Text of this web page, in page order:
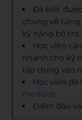
Đã biết
chung về từng
kỹ năng bổ trợ.
Học viên
nhanh cho kỹ
tập trung vào
Học viên đã
mediate.
Điểm đầu